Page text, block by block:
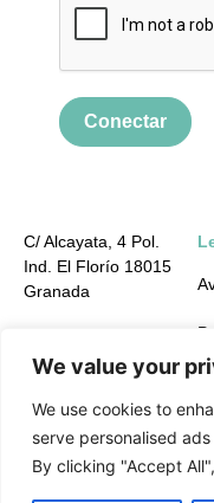
We value your
We use cookies to
serve personalised
By clicking "Accept
Conectar
C/ Alcayata, 4 Pol.
Ind. El Florío 18015
Granada
info@greening-
group.com